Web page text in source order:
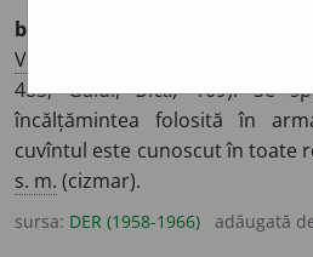
boc
–
Var.
483; Gáldi,Dict.,109). Se
încălțămintea folosită în
cuvîntul este cunoscut în toate
s. m. (cizmar).
sursa: DER (1958-1966) adăugată